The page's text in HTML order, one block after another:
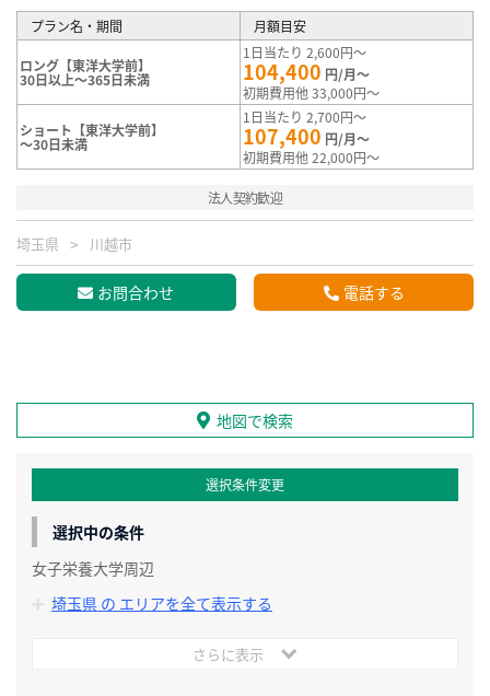
プラン名・期間 月額目安
ロング【東洋大学前】
30日以上～365日未満
1日当たり 2,600円～
104,400 円/月～
初期費用他 33,000円～
ショート【東洋大学前】
～30日未満
1日当たり 2,700円～
107,400 円/月～
初期費用他 22,000円～
法人契約歓迎
埼玉県 川越市
お問合わせ 電話する
地図で検索
選択条件変更
選択中の条件
女子栄養大学周辺
埼玉県 の エリアを全て表示する
さらに表示